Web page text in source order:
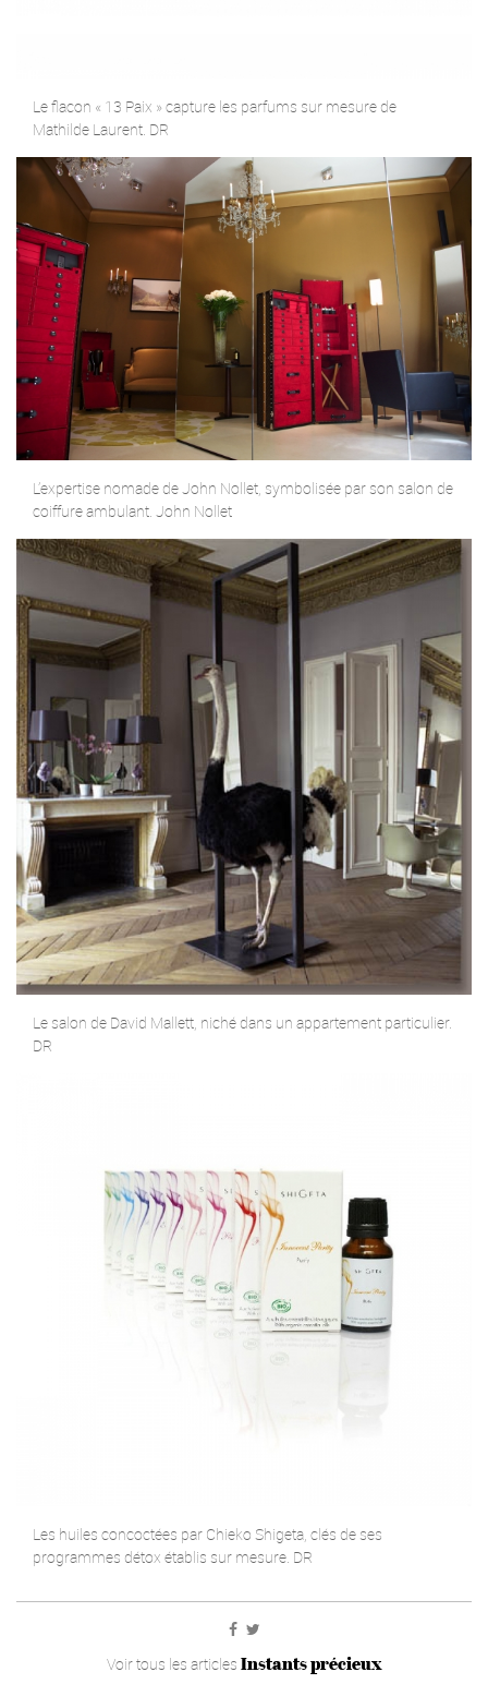
Le flacon « 13 Paix » capture les parfums sur mesure de
Mathilde Laurent. DR
L’expertise nomade de John Nollet, symbolisée par son salon de
coiffure ambulant. John Nollet
Le salon de David Mallett, niché dans un appartement particulier.
DR
Les huiles concoctées par Chieko Shigeta, clés de ses
programmes détox établis sur mesure. DR
Voir tous les articles Instants précieux